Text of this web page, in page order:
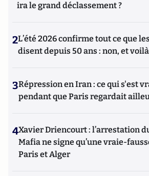
ira le grand déclassement ?
2L’été 2026 confirme tout ce que
disent depuis 50 ans : non, et
3Répression en Iran : ce qui s'est
pendant que Paris regardait
4Xavier Driencourt : l’arrestation
Mafia ne signe qu’une vraie-
Paris et Alger